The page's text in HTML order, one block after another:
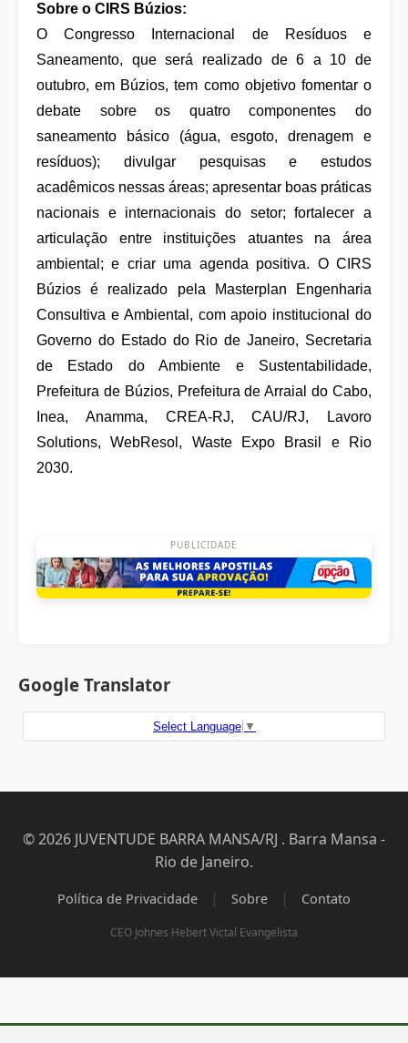
Sobre o CIRS Búzios:
O Congresso Internacional de Resíduos e
Saneamento, que será realizado de 6 a 10 de
outubro, em Búzios, tem como objetivo fomentar o
debate sobre os quatro componentes do
saneamento básico (água, esgoto, drenagem e
resíduos); divulgar pesquisas e estudos
acadêmicos nessas áreas; apresentar boas práticas
nacionais e internacionais do setor; fortalecer a
articulação entre instituições atuantes na área
ambiental; e criar uma agenda positiva. O CIRS
Búzios é realizado pela Masterplan Engenharia
Consultiva e Ambiental, com apoio institucional do
Governo do Estado do Rio de Janeiro, Secretaria
de Estado do Ambiente e Sustentabilidade,
Prefeitura de Búzios, Prefeitura de Arraial do Cabo,
Inea, Anamma, CREA-RJ, CAU/RJ, Lavoro
Solutions, WebResol, Waste Expo Brasil e Rio
2030.
PUBLICIDADE
Google Translator
Select Language ▼
© 2026 JUVENTUDE BARRA MANSA/RJ . Barra Mansa -
Rio de Janeiro.
Política de Privacidade | Sobre | Contato
CEO Johnes Hebert Victal Evangelista